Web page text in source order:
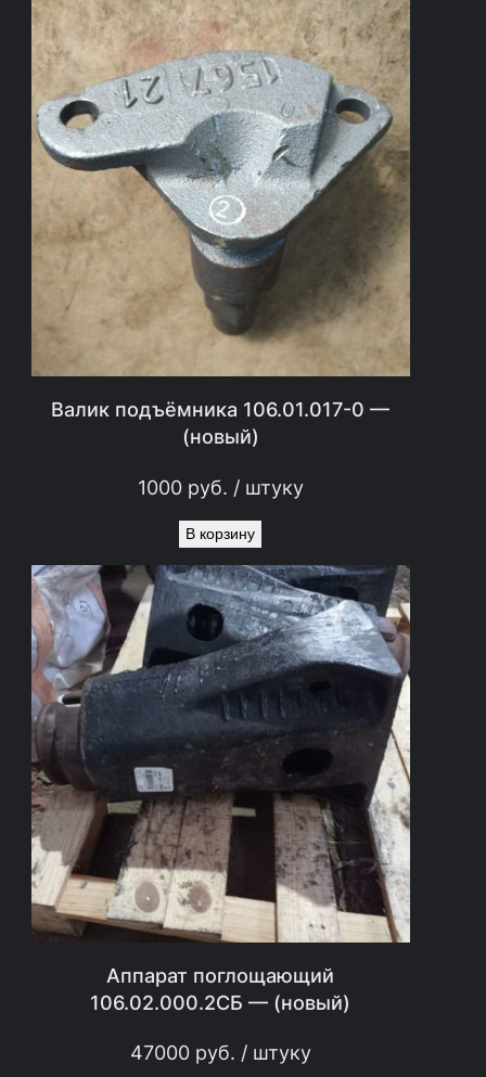
Валик подъёмника 106.01.017-0 —
(новый)
1000руб. / штуку
В корзину
Аппарат поглощающий
106.02.000.2СБ — (новый)
47000руб. / штуку